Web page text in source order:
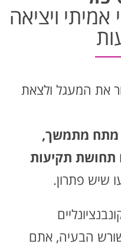
אמיתי ויציאה
את המעגל ולצאת
מתח מתמשך,
תחושת תקיעות
שיש פתרון.
הבעיה, אתם